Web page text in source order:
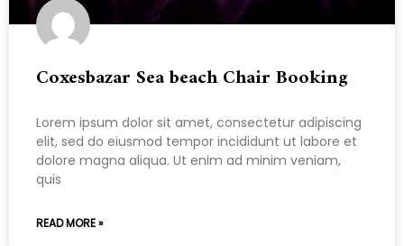
Coxesbazar Sea beach Chair Booking
Lorem ipsum dolor sit amet, consectetur adipiscing
elit, sed do eiusmod tempor incididunt ut labore et
dolore magna aliqua. Ut enim ad minim veniam,
quis
READ MORE »